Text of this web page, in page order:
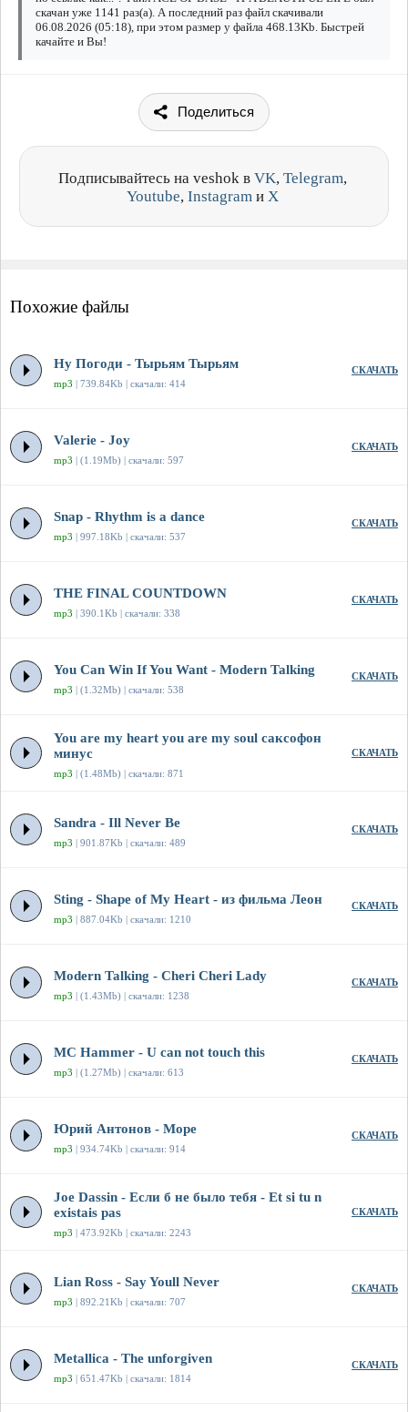
скачан уже 1141 раз(а). А последний раз файл скачивали
06.08.2026 (05:18), при этом размер у файла 468.13Kb. Быстрей
качайте и Вы!
Поделиться
Подписывайтесь на veshok в VK, Telegram,
Youtube, Instagram и X
Похожие файлы
Ну Погоди - Тырьям Тырьям
mp3 | 739.84Kb | скачали: 414
СКАЧАТЬ
Valerie - Joy
mp3 | (1.19Mb) | скачали: 597
СКАЧАТЬ
Snap - Rhythm is a dance
mp3 | 997.18Kb | скачали: 537
СКАЧАТЬ
THE FINAL COUNTDOWN
mp3 | 390.1Kb | скачали: 338
СКАЧАТЬ
You Can Win If You Want - Modern Talking
mp3 | (1.32Mb) | скачали: 538
СКАЧАТЬ
You are my heart you are my soul саксофон
минус
mp3 | (1.48Mb) | скачали: 871
СКАЧАТЬ
Sandra - Ill Never Be
mp3 | 901.87Kb | скачали: 489
СКАЧАТЬ
Sting - Shape of My Heart - из фильма Леон
mp3 | 887.04Kb | скачали: 1210
СКАЧАТЬ
Modern Talking - Cheri Cheri Lady
mp3 | (1.43Mb) | скачали: 1238
СКАЧАТЬ
MC Hammer - U can not touch this
mp3 | (1.27Mb) | скачали: 613
СКАЧАТЬ
Юрий Антонов - Море
mp3 | 934.74Kb | скачали: 914
СКАЧАТЬ
Joe Dassin - Если б не было тебя - Et si tu n
existais pas
mp3 | 473.92Kb | скачали: 2243
СКАЧАТЬ
Lian Ross - Say Youll Never
mp3 | 892.21Kb | скачали: 707
СКАЧАТЬ
Metallica - The unforgiven
mp3 | 651.47Kb | скачали: 1814
СКАЧАТЬ